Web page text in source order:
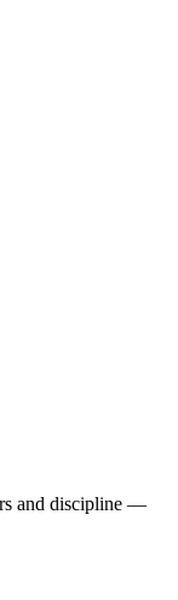
and discipline —